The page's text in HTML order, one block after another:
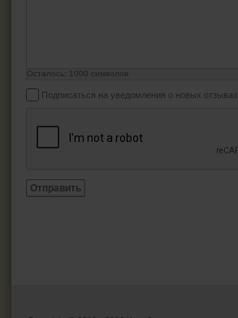
Осталось: 1000 символов
Подписаться на уведомления о новых отзывах
Отправить